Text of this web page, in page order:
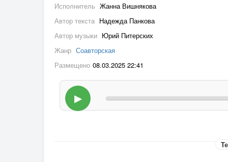
Исполнитель Жанна Вишнякова
Автор текста Надежда Панкова
Автор музыки Юрий Питерских
Жанр Соавторская
Размещено 08.03.2025 22:41
▶